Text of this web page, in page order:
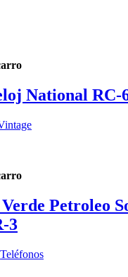
National RC-
Petroleo
3
Teléfonos